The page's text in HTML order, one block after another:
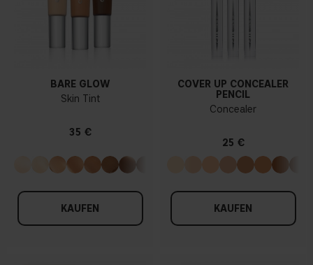
BARE GLOW
Skin Tint
35 €
KAUFEN
COVER UP CONCEALER
PENCIL
Concealer
25 €
KAUFEN